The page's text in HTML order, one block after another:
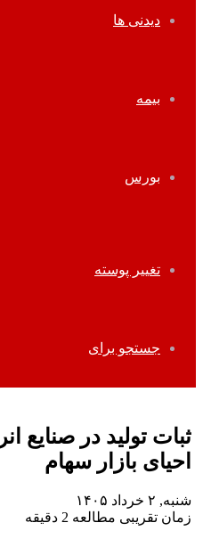
دیدنی ها
بیمه
بورس
تغییر پوسته
جستجو برای
ثبات تولید در صنایع
احیای بازار سهام
شنبه, ۲ خرداد ۱۴۰۵
زمان تقریبی مطالعه 2 دقیقه